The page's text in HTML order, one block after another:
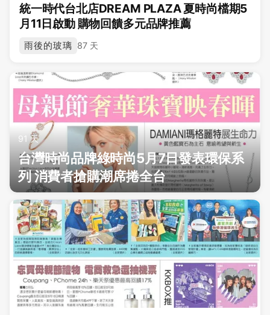
統一時代台北店DREAM PLAZA 夏時尚檔期5
月11日啟動 購物回饋多元品牌推薦
雨後的玻璃 87 天
91 天
台灣時尚品牌綠時尚5月7日發表環保系
列 消費者搶購潮席捲全台